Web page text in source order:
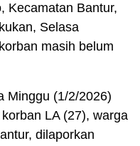
Kecamatan Bantur,
Selasa
masih belum
Minggu (1/2/2026)
LA (27), warga
dilaporkan